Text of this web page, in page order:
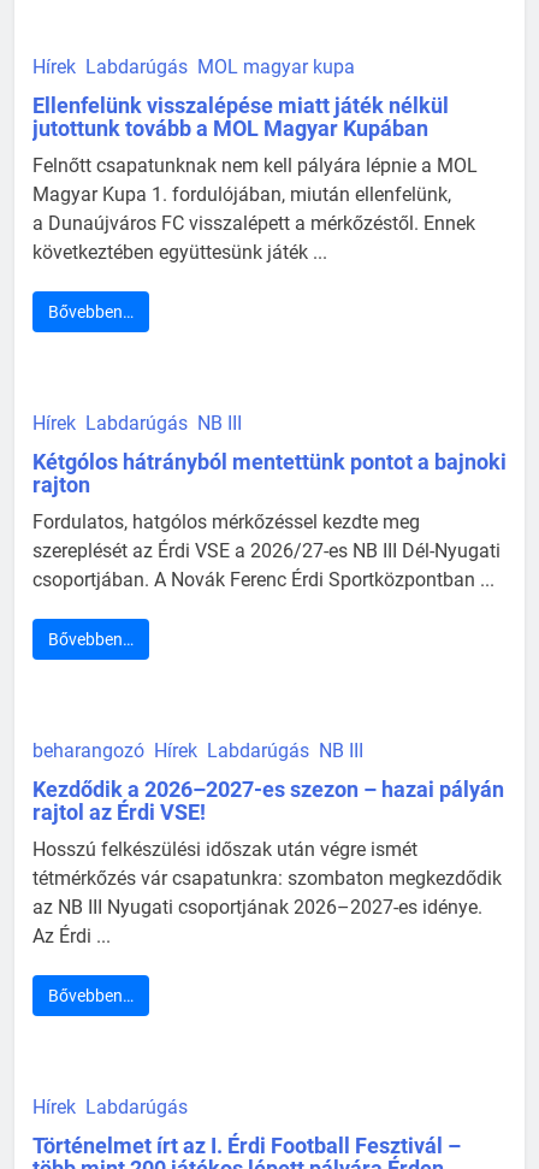
Hírek Labdarúgás MOL magyar kupa
Ellenfelünk visszalépése miatt játék nélkül
jutottunk tovább a MOL Magyar Kupában
Felnőtt csapatunknak nem kell pályára lépnie a MOL
Magyar Kupa 1. fordulójában, miután ellenfelünk,
a Dunaújváros FC visszalépett a mérkőzéstől. Ennek
következtében együttesünk játék ...
Bővebben…
Hírek Labdarúgás NB III
Kétgólos hátrányból mentettünk pontot a bajnoki
rajton
Fordulatos, hatgólos mérkőzéssel kezdte meg
szereplését az Érdi VSE a 2026/27-es NB III Dél-Nyugati
csoportjában. A Novák Ferenc Érdi Sportközpontban ...
Bővebben…
beharangozó Hírek Labdarúgás NB III
Kezdődik a 2026–2027-es szezon – hazai pályán
rajtol az Érdi VSE!
Hosszú felkészülési időszak után végre ismét
tétmérkőzés vár csapatunkra: szombaton megkezdődik
az NB III Nyugati csoportjának 2026–2027-es idénye.
Az Érdi ...
Bővebben…
Hírek Labdarúgás
Történelmet írt az I. Érdi Football Fesztivál –